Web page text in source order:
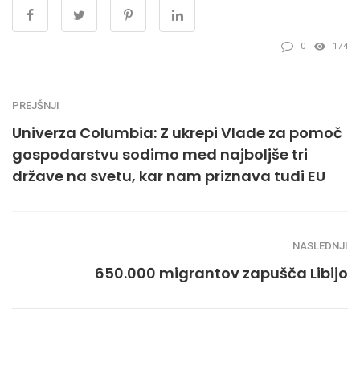
0 174
PREJŠNJI
Univerza Columbia: Z ukrepi Vlade za pomoč
gospodarstvu sodimo med najboljše tri
države na svetu, kar nam priznava tudi EU
NASLEDNJI
650.000 migrantov zapušča Libijo